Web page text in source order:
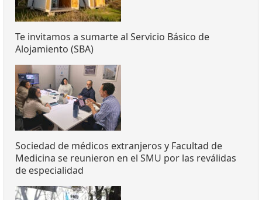
Te invitamos a sumarte al Servicio Básico de
Alojamiento (SBA)
Sociedad de médicos extranjeros y Facultad de
Medicina se reunieron en el SMU por las reválidas
de especialidad